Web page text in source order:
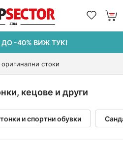
-40% ВИЖ ТУК!
стоки
кецове и други
и спортни обувки